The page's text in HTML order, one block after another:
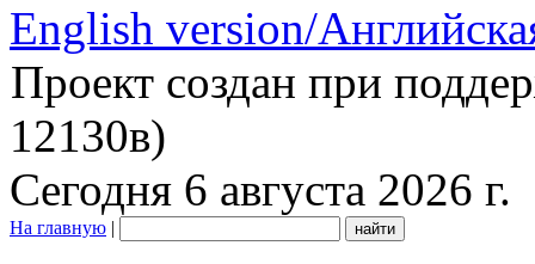
English version/
Проект создан при
12130в)
Сегодня 6 августа 2026 г.
На главную |